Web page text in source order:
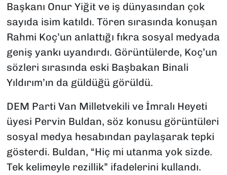
Başkanı Onur Yiğit ve iş dünyasından çok
sayıda isim katıldı. Tören sırasında konuşan
Rahmi Koç’un anlattığı fıkra sosyal medyada
geniş yankı uyandırdı. Görüntülerde, Koç’un
sözleri sırasında eski Başbakan Binali
Yıldırım’ın da güldüğü görüldü.
DEM Parti Van Milletvekili ve İmralı Heyeti
üyesi Pervin Buldan, söz konusu görüntüleri
sosyal medya hesabından paylaşarak tepki
gösterdi. Buldan, “Hiç mi utanma yok sizde.
Tek kelimeyle rezillik” ifadelerini kullandı.